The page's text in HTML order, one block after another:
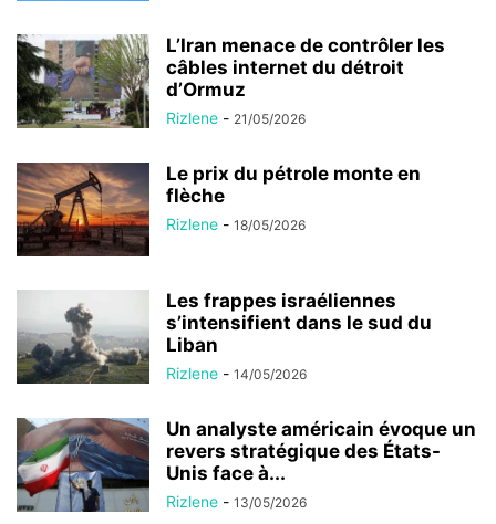
L’Iran menace de contrôler les
câbles internet du détroit
d’Ormuz
Rizlene - 21/05/2026
Le prix du pétrole monte en
flèche
Rizlene - 18/05/2026
Les frappes israéliennes
s’intensifient dans le sud du
Liban
Rizlene - 14/05/2026
Un analyste américain évoque un
revers stratégique des États-
Unis face à...
Rizlene - 13/05/2026